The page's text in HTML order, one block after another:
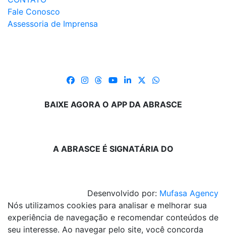
Fale Conosco
Assessoria de Imprensa
BAIXE AGORA O APP DA ABRASCE
A ABRASCE É SIGNATÁRIA DO
Desenvolvido por: Mufasa Agency
Nós utilizamos cookies para analisar e melhorar sua
experiência de navegação e recomendar conteúdos de
seu interesse. Ao navegar pelo site, você concorda